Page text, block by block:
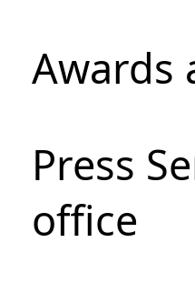
Awards
Press
office